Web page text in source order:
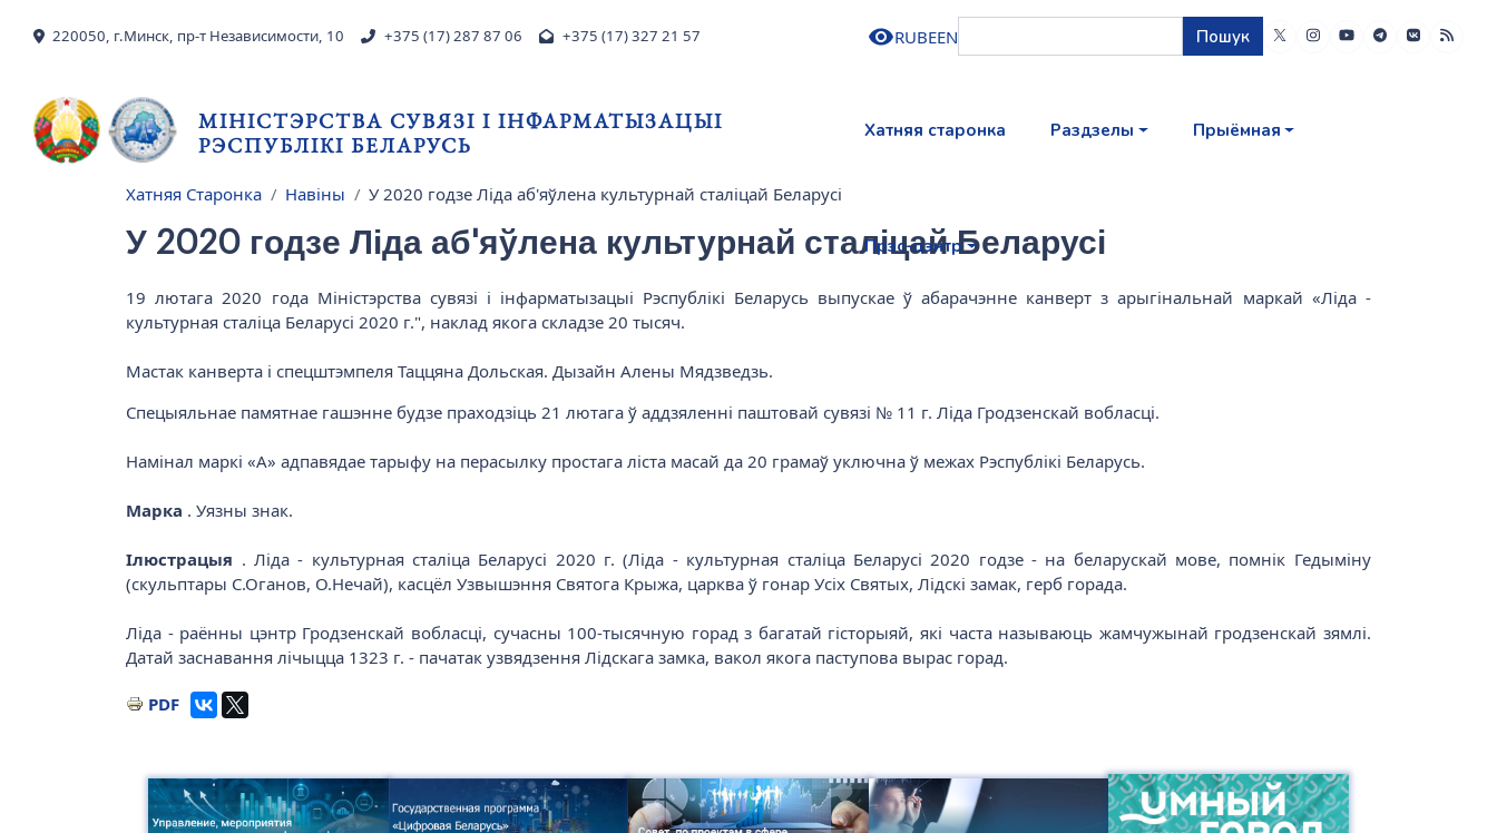
220050, г.Минск, пр-т Независимости, 10 +375 (17) 287 87 06 +375 (17) 327 21 57 RUBEEN Пошук
МІНІСТЭРСТВА СУВЯЗІ І ІНФАРМАТЫЗАЦЫІ
РЭСПУБЛІКІ БЕЛАРУСЬ
Хатняя старонка Раздзелы Прыёмная
Прэс-цэнтр
Breadcrumb
Хатняя Старонка Навіны У 2020 годзе Ліда аб'яўлена культурнай сталіцай Беларусі
У 2020 годзе Ліда аб'яўлена культурнай сталіцай Беларусі
19 лютага 2020 года Міністэрства сувязі і інфарматызацыі Рэспублікі Беларусь выпускае ў абарачэнне канверт з арыгінальнай маркай «Ліда -
культурная сталіца Беларусі 2020 г.", наклад якога складзе 20 тысяч.
Мастак канверта і спецштэмпеля Таццяна Дольская. Дызайн Алены Мядзведзь.
Спецыяльнае памятнае гашэнне будзе праходзіць 21 лютага ў аддзяленні паштовай сувязі № 11 г. Ліда Гродзенскай вобласці.
Намінал маркі «А» адпавядае тарыфу на перасылку простага ліста масай да 20 грамаў уключна ў межах Рэспублікі Беларусь.
Марка . Уязны знак.
Ілюстрацыя . Ліда - культурная сталіца Беларусі 2020 г. (Ліда - культурная сталіца Беларусі 2020 годзе - на беларускай мове, помнік Гедыміну
(скульптары С.Оганов, О.Нечай), касцёл Узвышэння Святога Крыжа, царква ў гонар Усіх Святых, Лідскі замак, герб горада.
Ліда - раённы цэнтр Гродзенскай вобласці, сучасны 100-тысячную горад з багатай гісторыяй, які часта называюць жамчужынай гродзенскай зямлі.
Датай заснавання лічыцца 1323 г. - пачатак узвядзення Лідскага замка, вакол якога паступова вырас горад.
PDF